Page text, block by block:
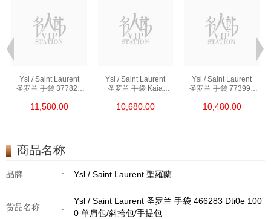
Ysl / Saint Laurent
圣罗兰 手袋 377828
斜挎包
11,580.00
Ysl / Saint Laurent
圣罗兰 手袋 Kaia
单肩包/斜挎包
10,680.00
Ysl / Saint Laurent
圣罗兰 手袋 773995
斜挎包/手提包
10,480.00
商品名称
品牌 : Ysl / Saint Laurent 聖羅蘭
货品名称 :
Ysl / Saint Laurent 圣罗兰 手袋 466283 Dti0e 100
0 单肩包/斜挎包/手提包